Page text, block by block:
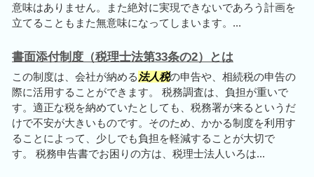
意味はありません。また絶対に実現できないであろう計画を
立てることもまた無意味になってしまいます。...
書面添付制度（税理士法第33条の2）とは
この制度は、会社が納める 法人税の申告や、相続税の申告の
際に活用することができます。 税務調査は、負担が重いで
す。適正な税を納めていたとしても、税務署が来るというだ
けで不安が大きいものです。そのため、かかる制度を利用す
ることによって、少しでも負担を軽減することが大切で
す。 税務申告書でお困りの方は、税理士法人いろは...